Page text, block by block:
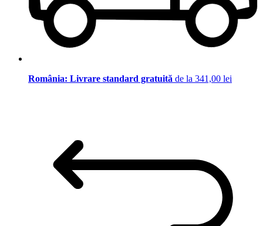
România: Livrare standard gratuită de la 341,00 lei